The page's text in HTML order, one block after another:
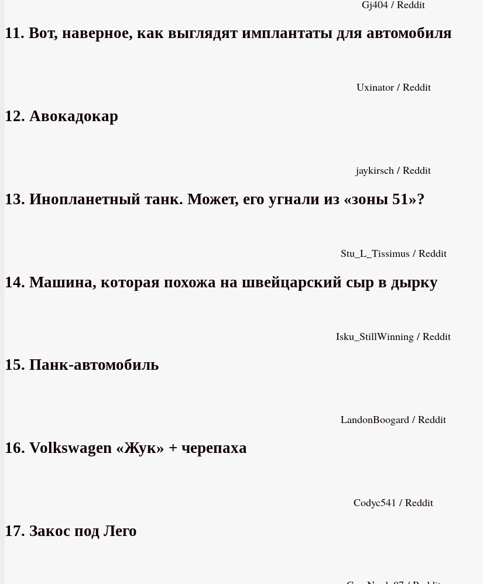
Gj404 / Reddit
11. Вот, наверное, как выглядят имплантаты для автомобиля
Uxinator / Reddit
12. Авокадокар
jaykirsch / Reddit
13. Инопланетный танк. Может, его угнали из «зоны 51»?
Stu_L_Tissimus / Reddit
14. Машина, которая похожа на швейцарский сыр в дырку
Isku_StillWinning / Reddit
15. Панк-автомобиль
LandonBoogard / Reddit
16. Volkswagen «Жук» + черепаха
Codyc541 / Reddit
17. Закос под Лего